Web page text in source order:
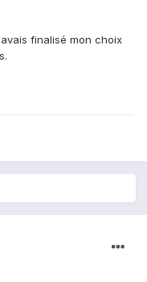
finalisé mon choix